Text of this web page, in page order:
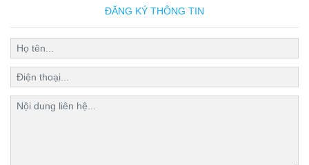
ĐĂNG KÝ THÔNG TIN